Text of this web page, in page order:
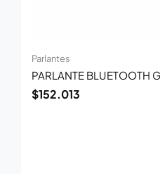
Parlantes
PARLANTE BLUETOOTH
$152.013